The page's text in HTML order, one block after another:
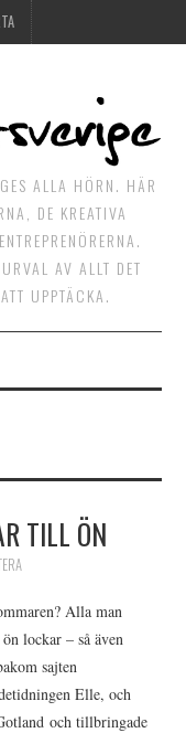
ALLA HÖRN. HÄR
DE KREATIVA
AV ALLT DET
UPPTÄCKA.
TILL ÖN
Alla man
lockar – så även
sajten
Elle, och
och tillbringade